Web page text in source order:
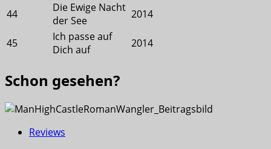
44
Die Ewige Nacht
der See
2014
45
Ich passe auf
Dich auf
2014
Schon gesehen?
Reviews